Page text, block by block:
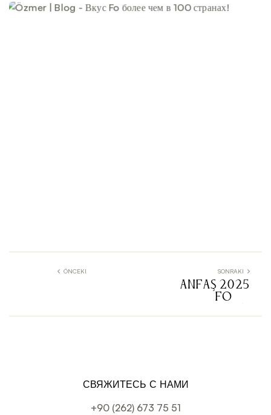
ÖNCEKI SONRAKI
ANFAŞ 2025
FOOD
СВЯЖИТЕСЬ С НАМИ
+90 (262) 673 75 51